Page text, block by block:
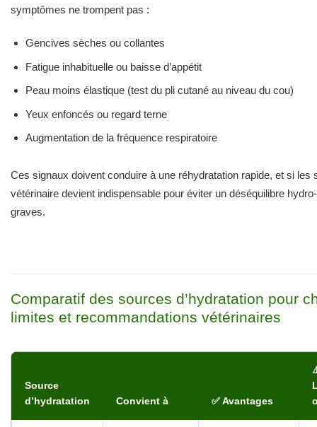
symptômes ne trompent pas :
Gencives sèches ou collantes
Fatigue inhabituelle ou baisse d’appétit
Peau moins élastique (test du pli cutané au niveau du cou)
Yeux enfoncés ou regard terne
Augmentation de la fréquence respiratoire
Ces signaux doivent conduire à une réhydratation rapide, et si
vétérinaire devient indispensable pour éviter un déséquilibre
graves.
Comparatif des sources d’hydratation pour
limites et recommandations vétérinaires
Source
d’hydratation
Convient à ✅ Avantages